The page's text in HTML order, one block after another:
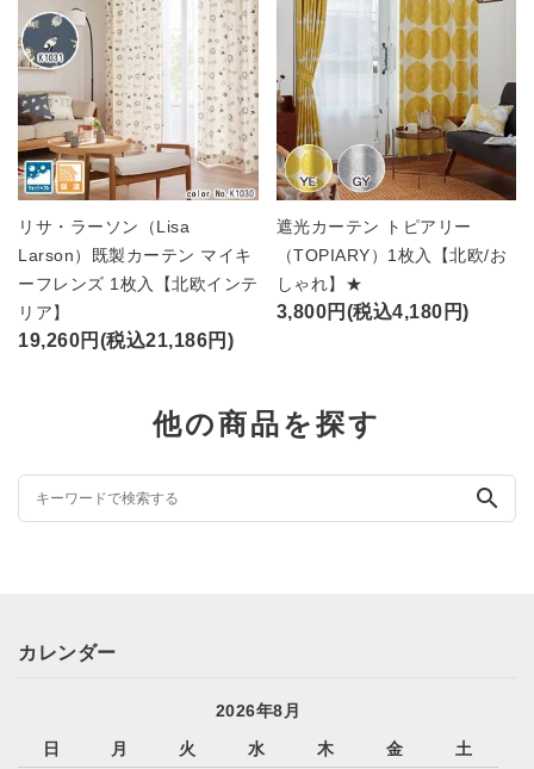
リサ・ラーソン（Lisa
Larson）既製カーテン マイキ
ーフレンズ 1枚入【北欧インテ
リア】
19,260円(税込21,186円)
遮光カーテン トピアリー
（TOPIARY）1枚入【北欧/お
しゃれ】★
3,800円(税込4,180円)
他の商品を探す
search
カレンダー
2026年8月
日
月 火 水 木 金
土